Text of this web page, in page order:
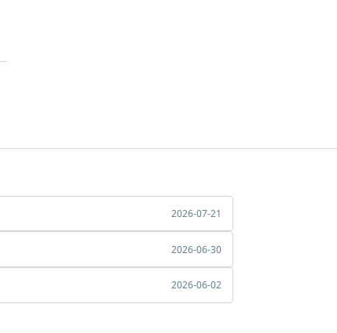
2026-07-21
2026-06-30
2026-06-02